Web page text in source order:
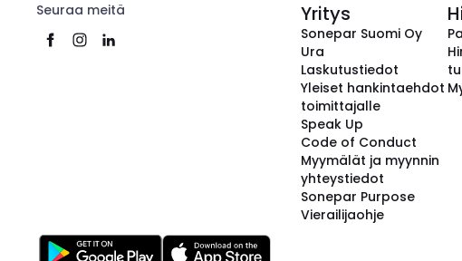
Seuraa meitä Yritys
Sonepar Suomi Oy
Ura
Laskutustiedot
Yleiset hankintaehdot
toimittajalle
Speak Up
Code of Conduct
Myymälät ja myynnin
yhteystiedot
Sonepar Purpose
Vierailijaohje